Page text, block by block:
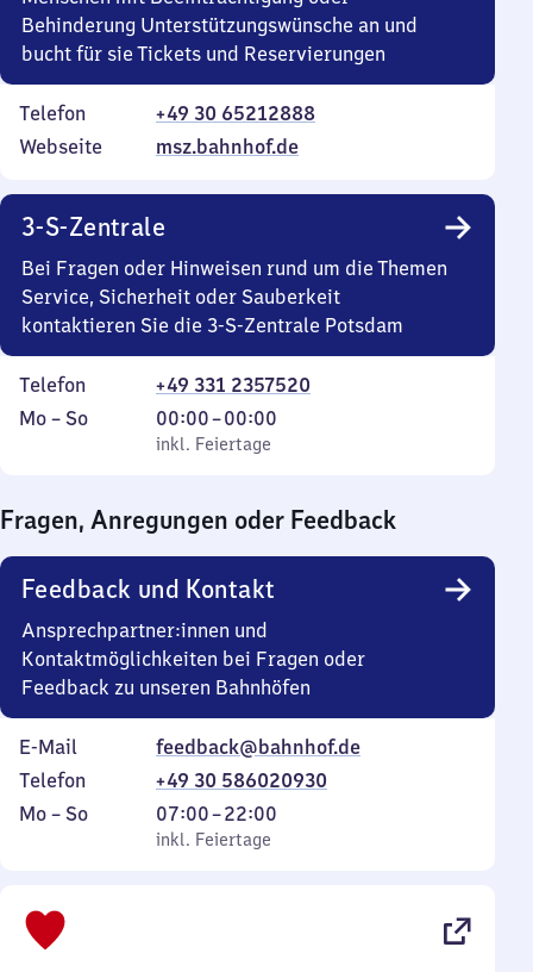
Behinderung Unterstützungswünsche an und
bucht für sie Tickets und Reservierungen
Telefon
+49 30 65212888
Webseite
msz.bahnhof.de
3-S-Zentrale
Bei Fragen oder Hinweisen rund um die Themen
Service, Sicherheit oder Sauberkeit
kontaktieren Sie die 3-S-Zentrale Potsdam
Telefon
+49 331 2357520
Montag
Mo – So,
inkl. Feiertage
00:00–00:00
Von
0
0
Uhr
inkl. Feiertage
Fragen, Anregungen oder Feedback
Feedback und Kontakt
Ansprechpartner:innen und
Kontaktmöglichkeiten bei Fragen oder
Feedback zu unseren Bahnhöfen
E-Mail
feedback@bahnhof.de
Telefon
+49 30 586020930
Montag
Mo – So,
inkl. Feiertage
07:00–22:00
Von
7
inkl. Feiertage